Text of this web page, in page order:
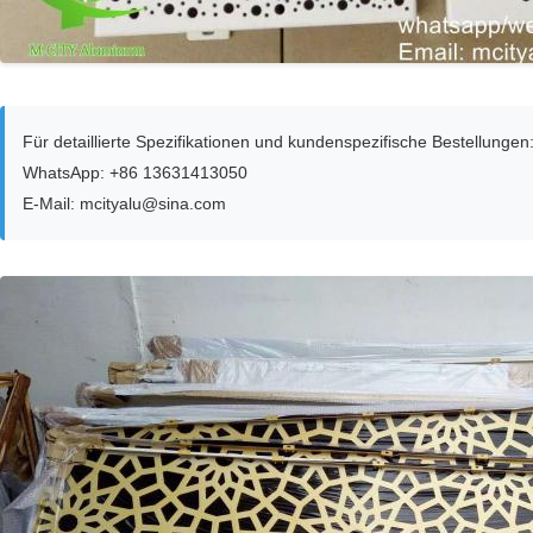
Für detaillierte Spezifikationen und kundenspezifische Bestellungen:
WhatsApp: +86 13631413050
E-Mail: mcityalu@sina.com